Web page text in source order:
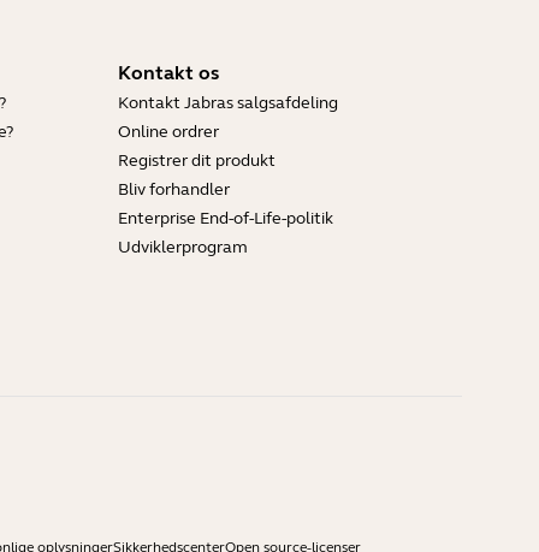
Kontakt os
Kontakt Jabras salgsafdeling
Online ordrer
Registrer dit produkt
Bliv forhandler
Enterprise End-of-Life-politik
Udviklerprogram
oplysningerSikkerhedscenterOpen source-licenser